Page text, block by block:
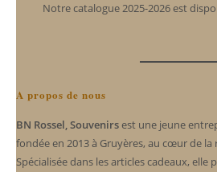
Notre catalogue 2025-2026 est
A propos de nous
BN Rossel, Souvenirsest une jeune
fondée en 2013 à Gruyères, au cœur de la
Spécialisée dans les articles cadeaux, elle